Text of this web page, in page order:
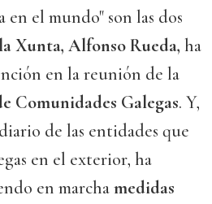
en el mundo" son las dos
Xunta, Alfonso Rueda, ha
en la reunión de la
Comunidades Galegas. Y,
de las entidades que
en el exterior, ha
en marchamedidas